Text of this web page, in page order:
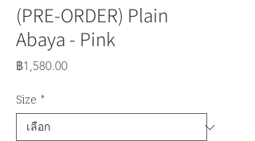
(PRE-ORDER) Plain
Abaya - Pink
฿1,580.00ราคา
Size *